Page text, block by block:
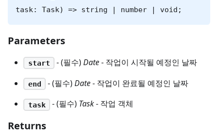
task: Task) => string | number | void;
Parameters
start - (필수)Date- 작업이 시작될 예정인 날짜
end - (필수)Date- 작업이 완료될 예정인 날짜
task - (필수) Task- 작업 객체
Returns